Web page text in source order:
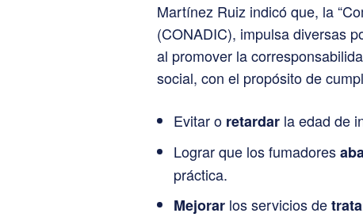
Martínez Ruiz indicó que, la
(CONADIC), impulsa diversas
al promover la
social, con el propósito de
Evitar o retardar la edad de
Lograr que los fumadores
práctica.
Mejorar los servicios de